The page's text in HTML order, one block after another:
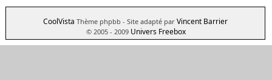
CoolVista Thème phpbb - Site adapté par Vincent Barrier
© 2005 - 2009 Univers Freebox